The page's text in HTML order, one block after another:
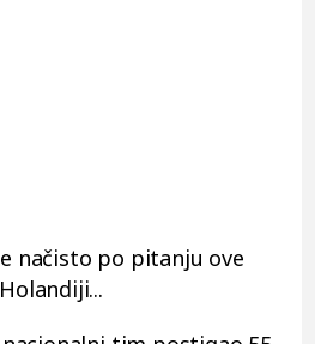
načisto po pitanju ove